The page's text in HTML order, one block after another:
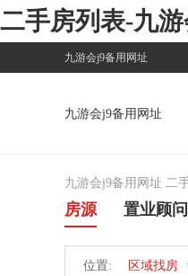
二手房列表-九
九游会j9备用网址
九游会j9备用网址
九游会j9备用网址 二
房源 置业顾问
位置: 区域找房